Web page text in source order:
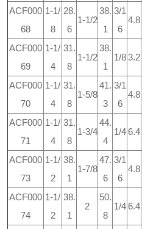
ACF000
68
1-1/
8
28.
6
1-1/2
38.
1
3/1
6
4.8
ACF000
69
1-1/
4
31.
8
1-1/2
38.
1
1/8 3.2
ACF000
70
1-1/
4
31.
8
1-5/8
41.
3
3/1
6
4.8
ACF000
71
1-1/
4
31.
8
1-3/4
44.
4
1/4 6.4
ACF000
73
1-1/
2
38.
1
1-7/8
47.
6
3/1
6
4.8
ACF000
74
1-1/
2
38.
1
2
50.
8
1/4 6.4